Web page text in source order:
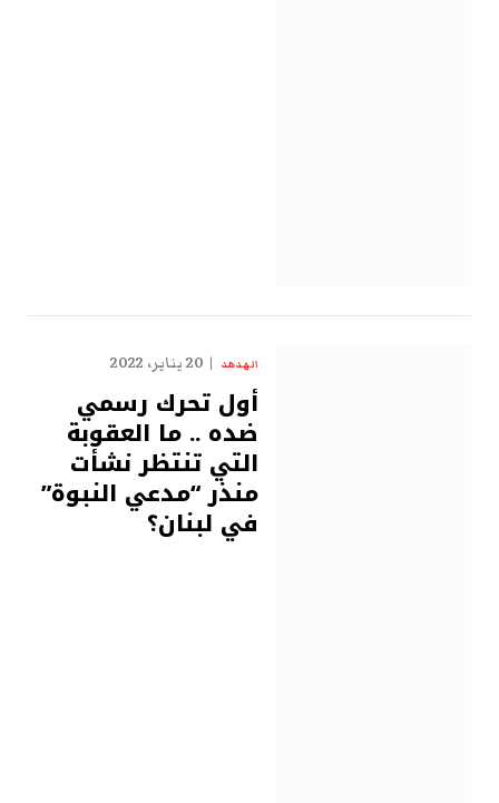
الهدهد 20 يناير، 2022
أول تحرك رسمي
ضده .. ما العقوبة
التي تنتظر نشأت
منذر “مدعي النبوة”
في لبنان؟